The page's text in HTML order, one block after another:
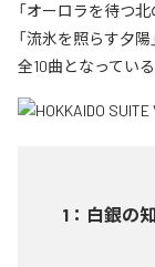
「オーロラを待つ北
「流氷を照らす夕陽
全10曲となっている
1 ： 白銀の